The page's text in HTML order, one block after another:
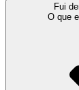
Fui
O que